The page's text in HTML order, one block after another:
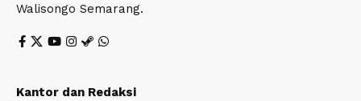
Walisongo Semarang.
Kantor dan Redaksi